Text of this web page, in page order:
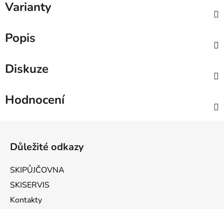
Varianty
Popis
Diskuze
Hodnocení
Důležité odkazy
SKIPŮJČOVNA
SKISERVIS
Kontakty